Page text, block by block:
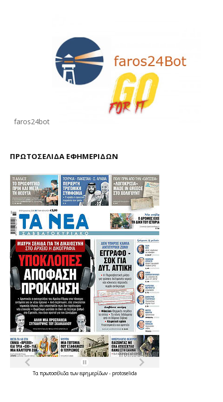
faros24bot
ΠΡΩΤΟΣΕΛΙΔΑ ΕΦΗΜΕΡΙΔΩΝ
Τα πρωτοσέλιδατων εφημερίδων - protoselida